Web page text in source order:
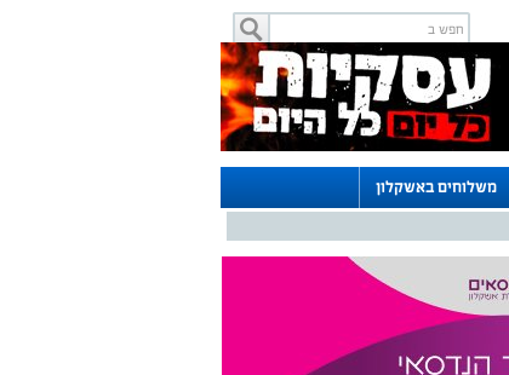
משלוחים באשקלון